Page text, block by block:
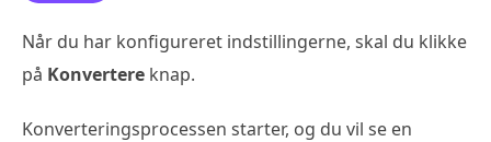
Når du har konfigureret indstillingerne, skal du klikke
på Konvertere knap.
Konverteringsprocessen starter, og du vil se en